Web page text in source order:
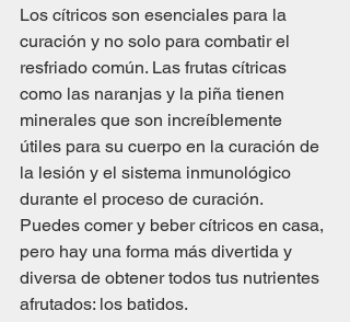
Los cítricos son esenciales para la
curación y no solo para combatir el
resfriado común. Las frutas cítricas
como las naranjas y la piña tienen
minerales que son increíblemente
útiles para su cuerpo en la curación de
la lesión y el sistema inmunológico
durante el proceso de curación.
Puedes comer y beber cítricos en casa,
pero hay una forma más divertida y
diversa de obtener todos tus nutrientes
afrutados: los batidos.